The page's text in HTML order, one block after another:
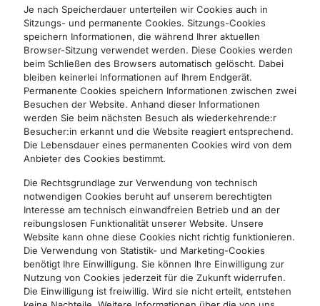
Je nach Speicherdauer unterteilen wir Cookies auch in
Sitzungs- und permanente Cookies. Sitzungs-Cookies
speichern Informationen, die während Ihrer aktuellen
Browser-Sitzung verwendet werden. Diese Cookies werden
beim Schließen des Browsers automatisch gelöscht. Dabei
bleiben keinerlei Informationen auf Ihrem Endgerät.
Permanente Cookies speichern Informationen zwischen zwei
Besuchen der Website. Anhand dieser Informationen
werden Sie beim nächsten Besuch als wiederkehrende:r
Besucher:in erkannt und die Website reagiert entsprechend.
Die Lebensdauer eines permanenten Cookies wird von dem
Anbieter des Cookies bestimmt.
Die Rechtsgrundlage zur Verwendung von technisch
notwendigen Cookies beruht auf unserem berechtigten
Interesse am technisch einwandfreien Betrieb und an der
reibungslosen Funktionalität unserer Website. Unsere
Website kann ohne diese Cookies nicht richtig funktionieren.
Die Verwendung von Statistik- und Marketing-Cookies
benötigt Ihre Einwilligung. Sie können Ihre Einwilligung zur
Nutzung von Cookies jederzeit für die Zukunft widerrufen.
Die Einwilligung ist freiwillig. Wird sie nicht erteilt, entstehen